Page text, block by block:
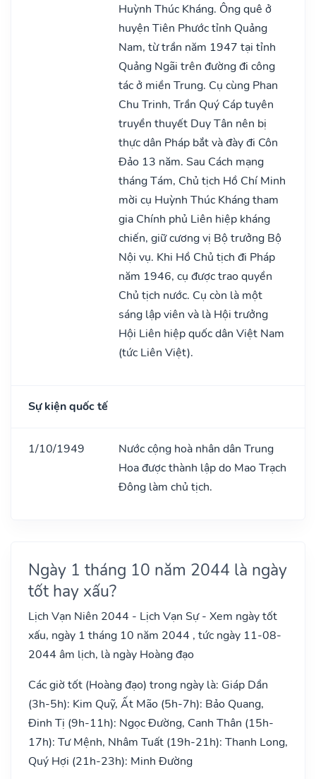
Huỳnh Thúc Kháng. Ông quê ở
huyện Tiên Phước tỉnh Quảng
Nam, từ trần năm 1947 tại tỉnh
Quảng Ngãi trên đường đi công
tác ở miền Trung. Cụ cùng Phan
Chu Trinh, Trần Quý Cáp tuyên
truyền thuyết Duy Tân nên bị
thực dân Pháp bắt và đày đi Côn
Đảo 13 năm. Sau Cách mạng
tháng Tám, Chủ tịch Hồ Chí Minh
mời cụ Huỳnh Thúc Kháng tham
gia Chính phủ Liên hiệp kháng
chiến, giữ cương vị Bộ trưởng Bộ
Nội vụ. Khi Hồ Chủ tịch đi Pháp
năm 1946, cụ được trao quyền
Chủ tịch nước. Cụ còn là một
sáng lập viên và là Hội trưởng
Hội Liên hiệp quốc dân Việt Nam
(tức Liên Việt).
Sự kiện quốc tế
1/10/1949
Nước cộng hoà nhân dân Trung
Hoa được thành lập do Mao Trạch
Đông làm chủ tịch.
Ngày 1 tháng 10 năm 2044 là ngày
tốt hay xấu?
Lịch Vạn Niên 2044 - Lịch Vạn Sự - Xem ngày tốt
xấu, ngày 1 tháng 10 năm 2044 , tức ngày 11-08-
2044 âm lịch, là ngày Hoàng đạo
Các giờ tốt (Hoàng đạo) trong ngày là: Giáp Dần
(3h-5h): Kim Quỹ, Ất Mão (5h-7h): Bảo Quang,
Đinh Tị (9h-11h): Ngọc Đường, Canh Thân (15h-
17h): Tư Mệnh, Nhâm Tuất (19h-21h): Thanh Long,
Quý Hợi (21h-23h): Minh Đường